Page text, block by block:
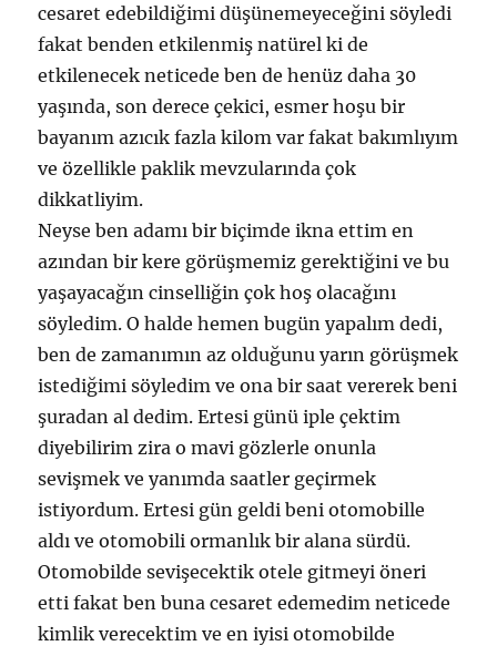
cesaret edebildiğimi düşünemeyeceğini söyledi
fakat benden etkilenmiş natürel ki de
etkilenecek neticede ben de henüz daha 30
yaşında, son derece çekici, esmer hoşu bir
bayanım azıcık fazla kilom var fakat bakımlıyım
ve özellikle paklik mevzularında çok
dikkatliyim.
Neyse ben adamı bir biçimde ikna ettim en
azından bir kere görüşmemiz gerektiğini ve bu
yaşayacağın cinselliğin çok hoş olacağını
söyledim. O halde hemen bugün yapalım dedi,
ben de zamanımın az olduğunu yarın görüşmek
istediğimi söyledim ve ona bir saat vererek beni
şuradan al dedim. Ertesi günü iple çektim
diyebilirim zira o mavi gözlerle onunla
sevişmek ve yanımda saatler geçirmek
istiyordum. Ertesi gün geldi beni otomobille
aldı ve otomobili ormanlık bir alana sürdü.
Otomobilde sevişecektik otele gitmeyi öneri
etti fakat ben buna cesaret edemedim neticede
kimlik verecektim ve en iyisi otomobilde